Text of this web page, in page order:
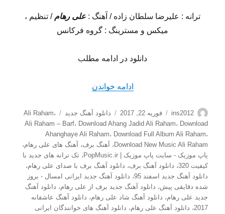
ترانه : علیرضا سلطان زاده / آهنگ : علی رهام / تنظیم ،
میکس و مسترینگ : گروه فرکانس
دانلود در ادامه مطلب
ادامه خواندن
نویسنده
ins2012
ارسال
شده
در
فوریه 22, 2017 دسته‌ها
دانلود آهنگ جدید برچسب‌ها
Ali Raham،
Ali Raham – Barf، Download Ahang Jadid Ali Raham، Download
Ahanghaye Ali Raham، Download Full Album Ali Raham،
Download New Music Ali Raham ، آهنگ برف، آهنگ های علی رهام،
پاپ موزیک - سایت پاپ موزیک | PopMusic.ir
،تک ترانه های جدید با
کیفیت 320
، دانلود آهنگ برف، دانلود آهنگ برف با صدای علی رهام،
دانلود آهنگ جدید اسفند 95
، دانلود آهنگ جدید ایرانی امسال - بروز
شده دقایقی پیش، دانلود آهنگ جدید برف از علی رهام، دانلود آهنگ
جدید علی رهام، دانلود آهنگ شاد علی رهام، دانلود آهنگ عاشقانه
2017، دانلود آهنگ علی رهام، دانلود آهنگ های خوانندگان ایرانی